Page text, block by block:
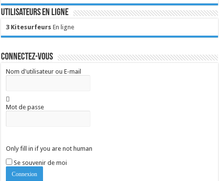
Utilisateurs en ligne
3 Kitesurfeurs En ligne
Connectez-vous
Nom d'utilisateur ou E-mail
Mot de passe
Only fill in if you are not human
Se souvenir de moi